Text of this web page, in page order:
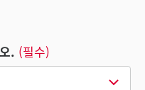
. (필수)